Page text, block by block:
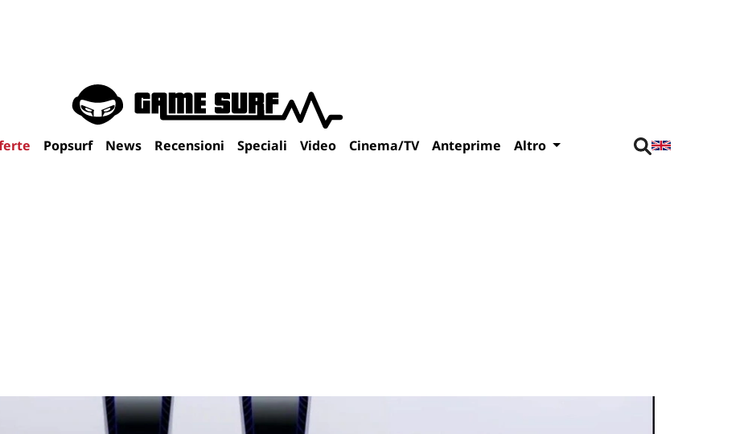
Popsurf News Recensioni Speciali Video Cinema/TV Anteprime Altro